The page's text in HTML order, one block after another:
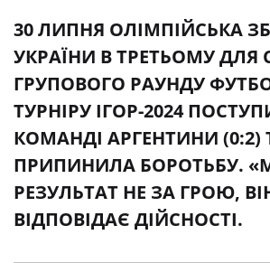
30 ЛИПНЯ ОЛІМПІЙСЬКА
УКРАЇНИ В ТРЕТЬОМУ ДЛЯ
ГРУПОВОГО РАУНДУ
ТУРНІРУ ІГОР-2024
КОМАНДІ АРГЕНТИНИ (0:2)
ПРИПИНИЛА БОРОТЬБУ.
РЕЗУЛЬТАТ НЕ ЗА ГРОЮ,
ВІДПОВІДАЄ ДІЙСНОСТІ.